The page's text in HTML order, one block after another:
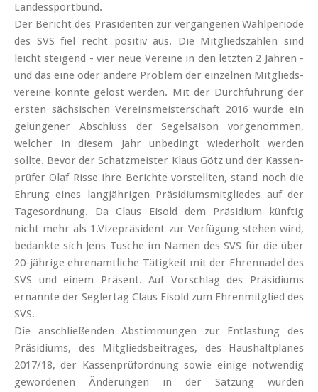
Landes­sportbund.
Der Bericht des Präsidenten zur vergangenen Wahl­periode
des SVS fiel recht positiv aus. Die Mitglieds­zahlen sind
leicht steigend - vier neue Vereine in den letzten 2 Jahren -
und das eine oder andere Problem der einzelnen Mitglieds­
vereine konnte gelöst werden. Mit der Durch­führung der
ersten sächsischen Vereins­meister­schaft 2016 wurde ein
gelungener Abschluss der Segel­saison vorge­nommen,
welcher in diesem Jahr unbedingt wieder­holt werden
sollte. Bevor der Schatz­meister Klaus Götz und der Kassen­
prüfer Olaf Risse ihre Berichte vorstellten, stand noch die
Ehrung eines lang­jährigen Präsidiums­mitgliedes auf der
Tages­ordnung. Da Claus Eisold dem Präsidium künftig
nicht mehr als 1.Vize­präsident zur Ver­fügung stehen wird,
bedankte sich Jens Tusche im Namen des SVS für die über
20-jährige ehren­amtliche Tätigkeit mit der Ehren­nadel des
SVS und einem Präsent. Auf Vorschlag des Präsidiums
ernannte der Seglertag Claus Eisold zum Ehren­mitglied des
SVS.
Die anschließenden Ab­stimmungen zur Entlastung des
Präsidiums, des Mitglieds­beitrages, des Haus­halt­planes
2017/18, der Kassen­prüf­ordnung sowie einige notwendig
gewordenen Änderungen in der Satzung wurden